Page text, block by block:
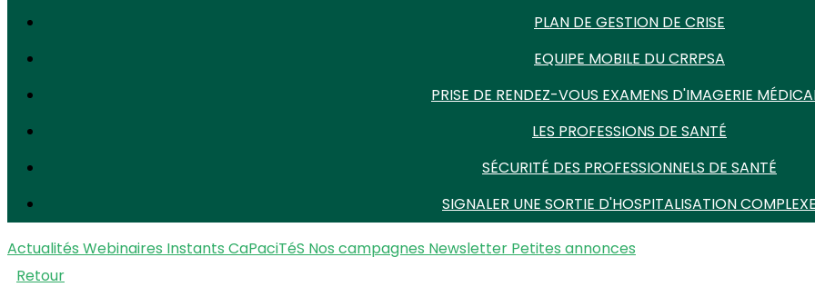
PLAN DE GESTION DE CRISE
EQUIPE MOBILE DU CRRPSA
PRISE DE RENDEZ-VOUS EXAMENS D'IMAGERIE
LES PROFESSIONS DE SANTÉ
SÉCURITÉ DES PROFESSIONNELS DE SANTÉ
SIGNALER UNE SORTIE D'HOSPITALISATION
Actualités Webinaires Instants CaPaciTéS Nos campagnes Newsletter Petites annonces
Retour